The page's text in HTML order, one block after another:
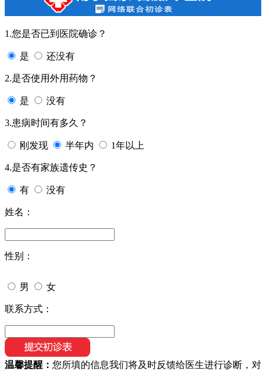
1.您是否已到医院确诊？
是 还没有
2.是否使用外用药物？
是 没有
3.患病时间有多久？
刚发现 半年内 1年以上
4.是否有家族遗传史？
有 没有
姓名：
性别：
男 女
联系方式：
温馨提醒： 您所填的信息我们将及时反馈给医生进行诊断，对